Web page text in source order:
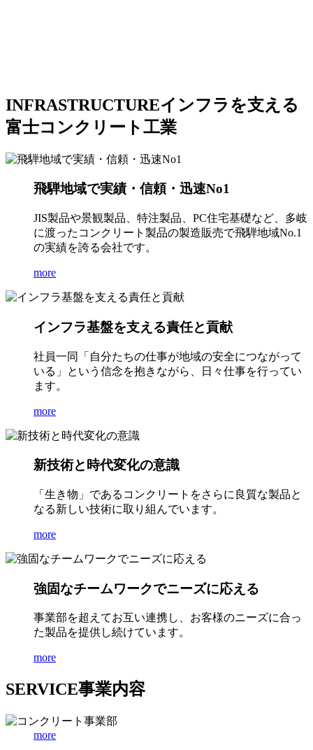
INFRASTRUCTUREインフラを支える
富士コンクリート工業
飛騨地域で実績・信頼・迅速No1
JIS製品や景観製品、特注製品、PC住宅基礎など、多岐
に渡ったコンクリート製品の製造販売で飛騨地域No.1
の実績を誇る会社です。
more
インフラ基盤を支える責任と貢献
社員一同「自分たちの仕事が地域の安全につながって
いる」という信念を抱きながら、日々仕事を行ってい
ます。
more
新技術と時代変化の意識
「生き物」であるコンクリートをさらに良質な製品と
なる新しい技術に取り組んでいます。
more
強固なチームワークでニーズに応える
事業部を超えてお互い連携し、お客様のニーズに合っ
た製品を提供し続けています。
more
SERVICE事業内容
more